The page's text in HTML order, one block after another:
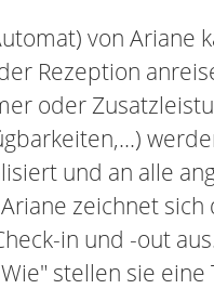
von Ariane
Rezeption
oder
und an alle
zeichnet sich
in und -out
stellen sie eine